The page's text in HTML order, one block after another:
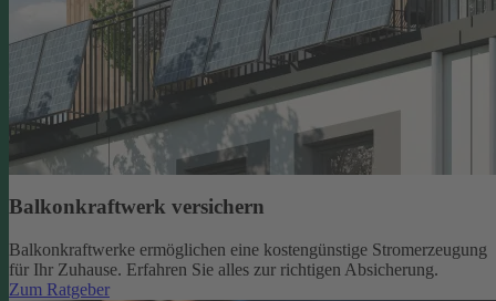
Balkonkraftwerk versichern
Balkonkraftwerke ermöglichen eine kostengünstige Stromerzeugung
für Ihr Zuhause. Erfahren Sie alles zur richtigen Absicherung.
Zum Ratgeber